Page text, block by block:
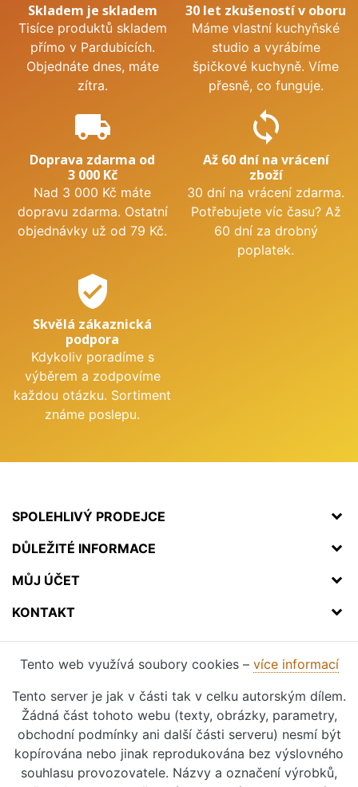
Skladem je skladem
Tisíce produktů skladem
přímo v Pardubicích.
Objednáte dnes, máte
zítra.
30 let zkušeností v oboru
Máme vlastní kuchyňské
studio a vyrábíme
špičkové kuchyně. Víme
přesně, co funguje.
local_shipping
Doprava zdarma od
3 000 Kč
Nad 3 000 Kč máte
dopravu zdarma. Ostatní
objednávky už od 79 Kč.
sync
Až 60 dní na vrácení
zboží
30 dní na vrácení zdarma.
Potřebujete víc času? Až
60 dní za drobný
poplatek.
verified_user
Skvělá zákaznická
podpora
Kdykoliv poradíme s
výběrem a zodpovíme
každou otázku. Sortiment
známe poslepu.
SPOLEHLIVÝ PRODEJCE
DŮLEŽITÉ INFORMACE
MŮJ ÚČET
KONTAKT
Tento web využívá soubory cookies – více informací
Tento server je jak v části tak v celku autorským dílem.
Žádná část tohoto webu (texty, obrázky, parametry,
obchodní podmínky ani další části serveru) nesmí být
kopírována nebo jinak reprodukována bez výslovného
souhlasu provozovatele. Názvy a označení výrobků,